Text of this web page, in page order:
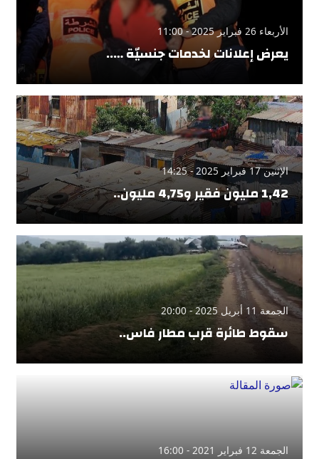
الأربعاء 26 فبراير 2025 - 11:00
يعرض إعلانات لخدمات جنسيّة …..
الإثنين 17 فبراير 2025 - 14:25
1,42 مليون فقير و4,75 مليون..
الجمعة 11 أبريل 2025 - 20:00
سقوط طائرة قرب مطار فاس..
الجمعة 12 فبراير 2021 - 16:00